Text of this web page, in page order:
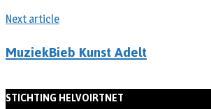
Next article
MuziekBieb Kunst Adelt
STICHTING HELVOIRTNET